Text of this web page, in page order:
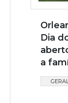
Dia
a